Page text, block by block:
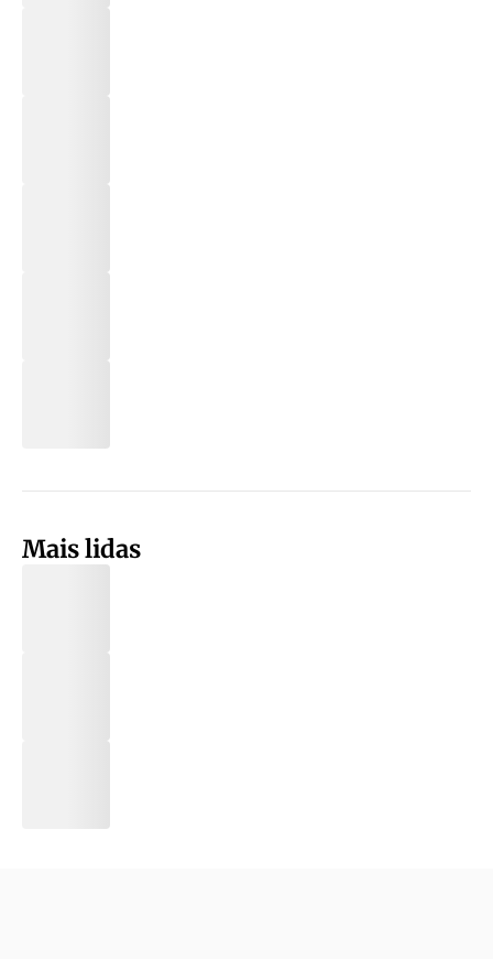
Mais lidas